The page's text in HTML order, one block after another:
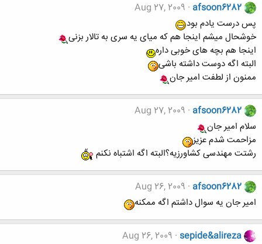
afsoon6282
Aug 27, 2009
پس درست یادم بود
خوشحال میشم اینجا هم که میای یه سری به تالار بزنی
اینجا هم بچه های خوبی داره
البته اگه دوست داشته باشی
ممنون از لطفت امیر جان
afsoon6282
Aug 27, 2009
سلام امیر جان
مزاحمت شدم عزیز
رشتت مهندسی کشاورزیه؟البته اگه اشتباه نکنم
afsoon6282
Aug 26, 2009
امیر جان یه سوال داشتم اگه ممکنه
sepide&alireza
Aug 26, 2009